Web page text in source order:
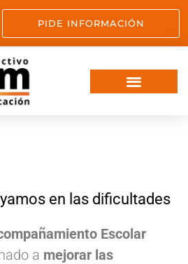
PIDE INFORMACIÓN
en las dificultades
Escolar
a mejorar las